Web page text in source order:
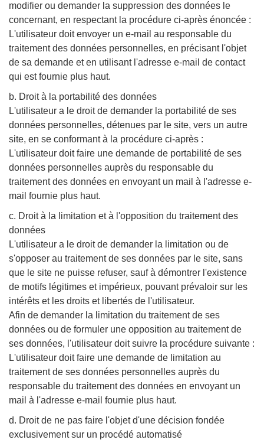
modifier ou demander la suppression des données le
concernant, en respectant la procédure ci-après énoncée :
L'utilisateur doit envoyer un e-mail au responsable du
traitement des données personnelles, en précisant l'objet
de sa demande et en utilisant l'adresse e-mail de contact
qui est fournie plus haut.
b. Droit à la portabilité des données
L'utilisateur a le droit de demander la portabilité de ses
données personnelles, détenues par le site, vers un autre
site, en se conformant à la procédure ci-après :
L'utilisateur doit faire une demande de portabilité de ses
données personnelles auprès du responsable du
traitement des données en envoyant un mail à l'adresse e-
mail fournie plus haut.
c. Droit à la limitation et à l'opposition du traitement des
données
L'utilisateur a le droit de demander la limitation ou de
s'opposer au traitement de ses données par le site, sans
que le site ne puisse refuser, sauf à démontrer l'existence
de motifs légitimes et impérieux, pouvant prévaloir sur les
intérêts et les droits et libertés de l'utilisateur.
Afin de demander la limitation du traitement de ses
données ou de formuler une opposition au traitement de
ses données, l'utilisateur doit suivre la procédure suivante :
L'utilisateur doit faire une demande de limitation au
traitement de ses données personnelles auprès du
responsable du traitement des données en envoyant un
mail à l'adresse e-mail fournie plus haut.
d. Droit de ne pas faire l'objet d'une décision fondée
exclusivement sur un procédé automatisé